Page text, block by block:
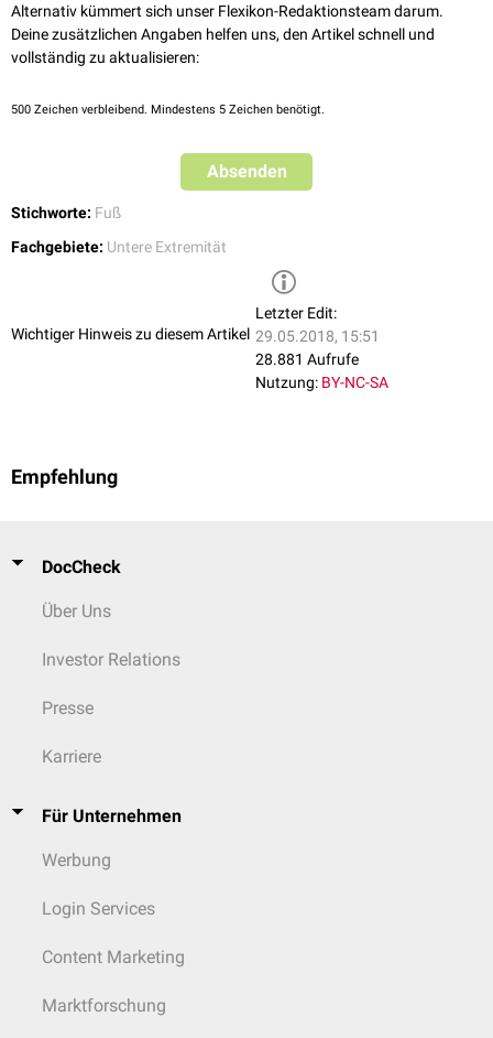
Alternativ kümmert sich unser Flexikon-Redaktionsteam darum.
Deine zusätzlichen Angaben helfen uns, den Artikel schnell und
vollständig zu aktualisieren:
500 Zeichen verbleibend. Mindestens 5 Zeichen benötigt.
Absenden
Stichworte: Fuß
Fachgebiete: Untere Extremität
Wichtiger Hinweis zu diesem Artikel
Letzter Edit:
29.05.2018, 15:51
28.881 Aufrufe
Nutzung: BY-NC-SA
Empfehlung
DocCheck
Über Uns
Investor Relations
Presse
Karriere
Für Unternehmen
Werbung
Login Services
Content Marketing
Marktforschung